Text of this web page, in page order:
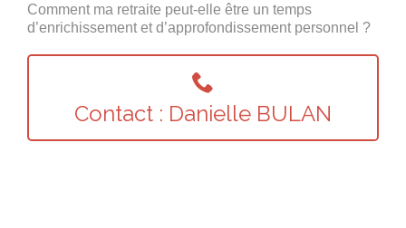
Comment ma retraite peut-elle être un temps
d’enrichissement et d’approfondissement personnel ?

Contact : Danielle BULAN